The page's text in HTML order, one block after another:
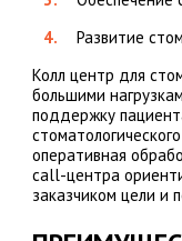
Развитие
Колл центр для
большими
поддержку
оперативная
call-центра
заказчиком цели и